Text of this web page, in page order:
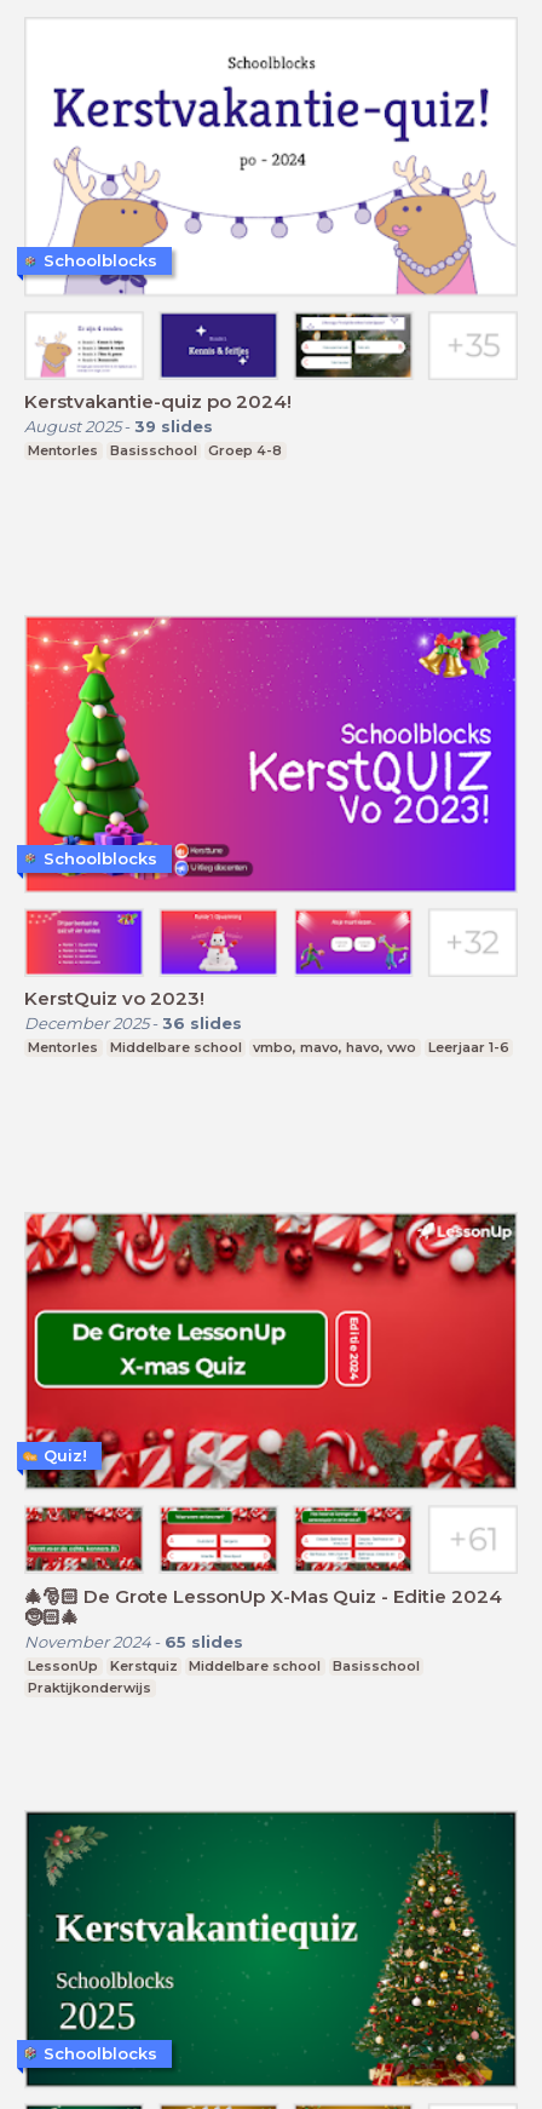
Kerstvakantie-quiz po 2024!
August 2025- 39 slides
Mentorles Basisschool Groep 4-8
Schoolblocks
KerstQuiz vo 2023!
December 2025- 36 slides
Mentorles Middelbare school vmbo, mavo, havo, vwo Leerjaar 1-6
Schoolblocks
🎄🎅🏻 De Grote LessonUp X-Mas Quiz - Editie 2024
🤶🏻🎄
November 2024- 65 slides
LessonUp Kerstquiz Middelbare school
Basisschool
Praktijkonderwijs
Quiz!
Schoolblocks